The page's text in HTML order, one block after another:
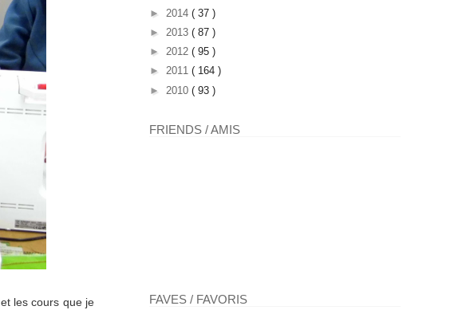
et les cours que je
► 2014 ( 37 )
► 2013 ( 87 )
► 2012 ( 95 )
► 2011 ( 164 )
► 2010 ( 93 )
FRIENDS / AMIS
FAVES / FAVORIS